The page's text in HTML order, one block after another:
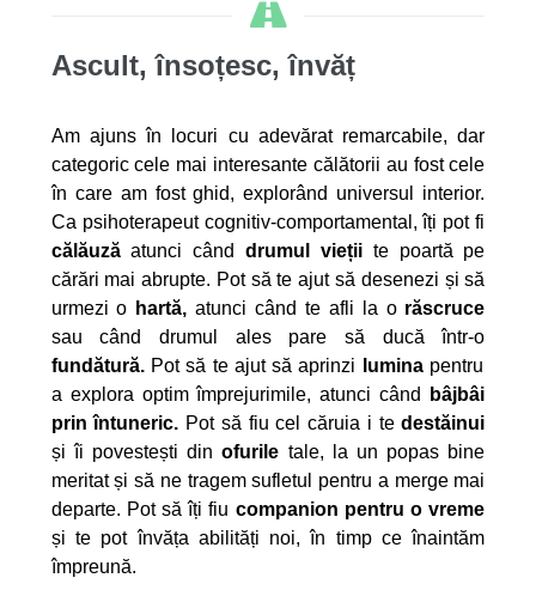
Ascult, însoțesc, învăț
Am ajuns în locuri cu adevărat remarcabile, dar
categoric cele mai interesante călătorii au fost cele
în care am fost ghid, explorând universul interior.
Ca psihoterapeut cognitiv-comportamental , îți pot fi
călăuzăatunci când drumul vieții te poartă pe
cărări mai abrupte. Pot să te ajut să desenezi și să
urmezi o hartă,atunci când te afli la orăscruce
sau când drumul ales pare să ducă într-o
fundătură.Pot să te ajut să aprinzi lumina pentru
a explora optim împrejurimile, atunci când
bâjbâi
prin întuneric. Pot să fiu cel căruia i tedestăinui
și îi povestești din ofurile tale, la un popas bine
meritat și să ne tragem sufletul pentru a merge mai
departe. Pot să îți fiu companion pentru o vreme
și te pot învăța abilități noi, în timp ce înaintăm
împreună.